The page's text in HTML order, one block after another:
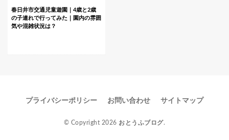
春日井市交通児童遊園｜4歳と2歳
の子連れで行ってみた｜園内の雰囲
気や混雑状況は？
プライバシーポリシー お問い合わせ サイトマップ
© Copyright 2026 おとうふブログ.